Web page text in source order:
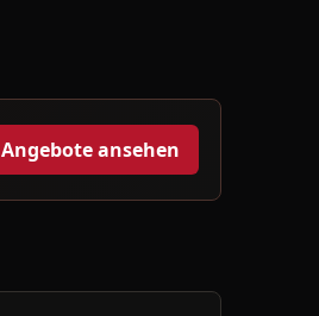
Angebote ansehen